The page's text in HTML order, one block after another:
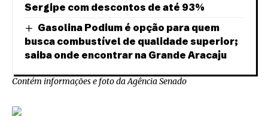
Sergipe com descontos de até 93%
Gasolina Podium é opção para quem
busca combustível de qualidade superior;
saiba onde encontrar na Grande Aracaju
Contém informações e foto da Agência Senado